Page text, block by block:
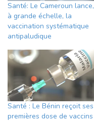
Santé: Le Cameroun lance,
à grande échelle, la
vaccination systématique
antipaludique
Santé : Le Bénin reçoit ses
premières dose de vaccins